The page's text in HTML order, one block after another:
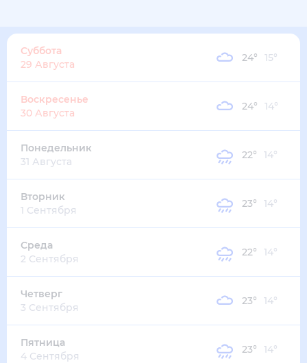
Суббота
29 Августа
24° 15°
Воскресенье
30 Августа
24° 14°
Понедельник
31 Августа
22° 14°
Вторник
1 Сентября
23° 14°
Среда
2 Сентября
22° 14°
Четверг
3 Сентября
23° 14°
Пятница
4 Сентября
23° 14°